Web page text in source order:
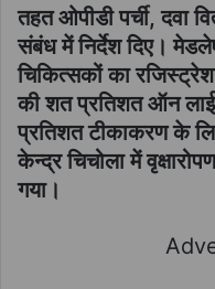
तहत ओपीडी पर्ची, दवा
संबंध में निर्देश दिए।
चिकित्सकों का
की शत प्रतिशत ऑन
प्रतिशत टीकाकरण के
केन्द्र चिचोला में
गया।